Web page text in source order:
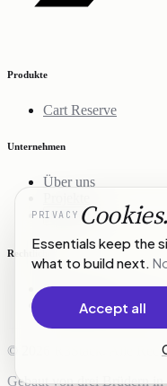
Produkte
Cart Reserve
Unternehmen
Über uns
Kontakt
Rechtliches
Datenschutz
Nutzungsbedingungen
© 2026 R3Stack. Alle
Gebaut von drei Brüdern
PRIVACY Cookies.
Essentials keep the
what to build next.
Accept all